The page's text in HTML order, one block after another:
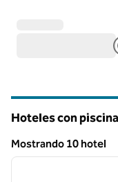
Hoteles con
Mostrando 10 hotel
Mostrando 10 hotel
1 de 12